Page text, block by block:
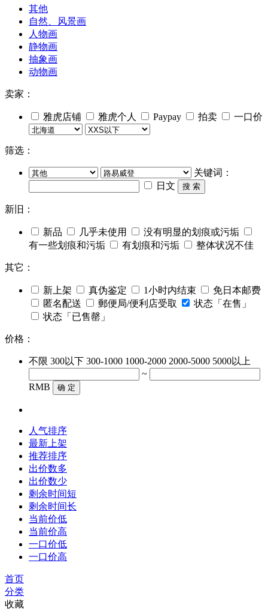
其他
自然、风景画
人物画
静物画
抽象画
动物画
卖家：
雅虎店铺 雅虎个人 Paypay 拍卖 一口价
筛选：
关键词：
日文
搜 索
新旧：
新品 几乎未使用
没有明显的划痕或污垢
有一些划痕和污垢
有划痕和污垢 整体状况不佳
其它：
新上架 真伪鉴定 1小时内结束
免日本邮费
匿名配送
郵便局/便利店受取
状态「在售」
状态「已售罄」
价格：
不限 300以下 300-1000 1000-2000 2000-5000 5000以上
~
RMB
确 定
人气排序
最新上架
推荐排序
出价数多
出价数少
剩余时间短
剩余时间长
当前价低
当前价高
一口价低
一口价高
首页
分类
收藏